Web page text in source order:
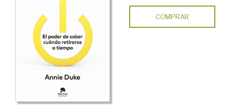
COMPRAR